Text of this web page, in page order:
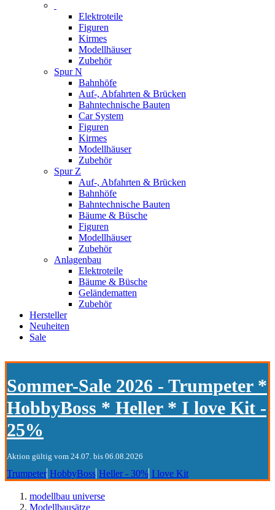
Elektroteile
Figuren
Kirmes
Modellhäuser
Zubehör
Spur N
Bahnhöfe
Auf-, Abfahrten & Brücken
Bahntechnische Bauten
Car System
Figuren
Kirmes
Modellhäuser
Zubehör
Spur Z
Auf-, Abfahrten & Brücken
Bahnhöfe
Bahntechnische Bauten
Bäume & Büsche
Figuren
Modellhäuser
Zubehör
Anlagenbau
Elektroteile
Bäume & Büsche
Geländematten
Zubehör
Hersteller
Neuheiten
Sale
Sommer-Sale 2026 - Trumpeter *
HobbyBoss * Heller * I love Kit -
25%
Aktion gültig vom 24.07. bis 06.08.2026
Trumpeter HobbyBoss Heller - 30% I love Kit
modellbau universe
Modellbausätze